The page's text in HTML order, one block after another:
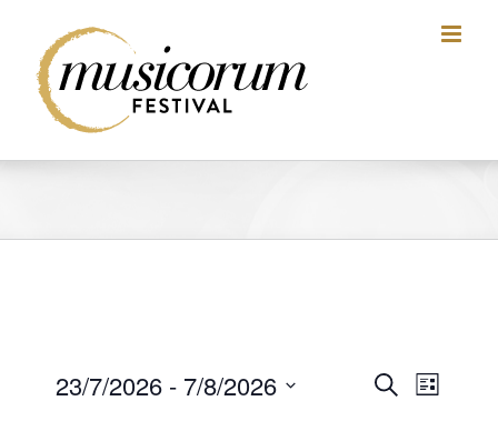
content
Recherche
Liste
23/7/2026 - 7/8/2026